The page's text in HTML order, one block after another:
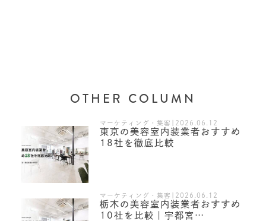
OTHER COLUMN
東京の美容室内装業者おすすめ
18社を徹底比較
マーケティング・集客|2026.06.12
栃木の美容室内装業者おすすめ
10社を比較｜宇都宮…
マーケティング・集客|2026.06.12